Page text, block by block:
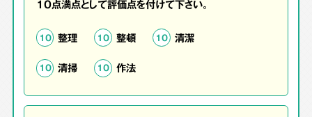
10点満点として評価点を付けて下さい。
10 整理 10 整頓 10 清潔
10 清掃 10 作法